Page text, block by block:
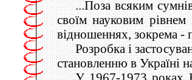
...Поза всяким
своїм науковим рівнем
відношеннях, зокрема -
Розробка і
становленню в Україні